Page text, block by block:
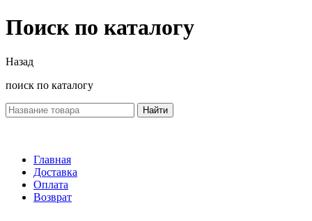
Поиск по каталогу
Назад
поиск по каталогу
Найти
Главная
Доставка
Оплата
Возврат